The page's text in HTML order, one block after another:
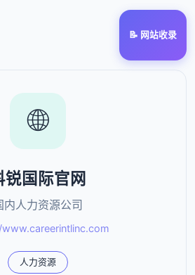
📝 网站收录
🌐
锐国际官网
内人力资源公司
人力资源